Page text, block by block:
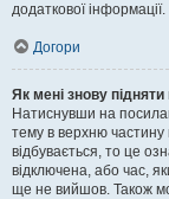
додаткової інформації.
Догори
Як мені знову
Натиснувши на
тему в верхню
відбувається, то це
відключена, або час,
ще не вийшов. Також